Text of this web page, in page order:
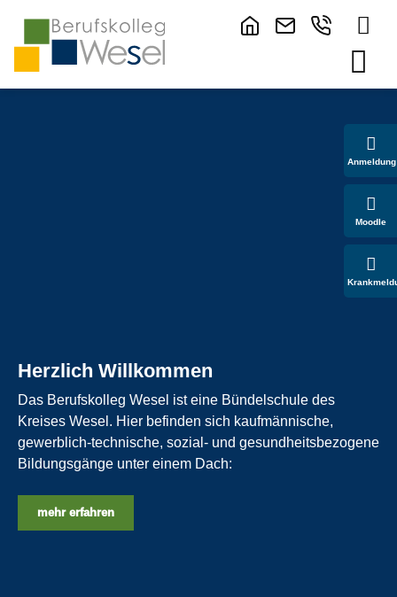
Herzlich Willkommen
Das Berufskolleg Wesel ist eine Bündelschule des
Kreises Wesel. Hier befinden sich kaufmännische,
gewerblich-technische, sozial- und gesundheitsbezogene
Bildungsgänge unter einem Dach:
mehr erfahren
Anmeldung
Moodle